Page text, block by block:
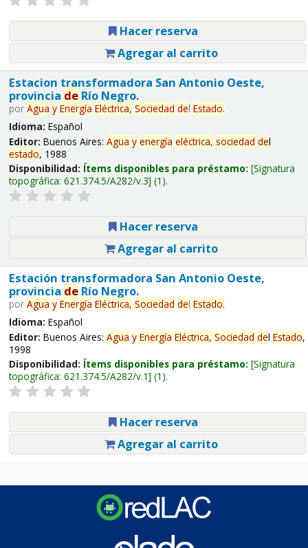
Hacer reserva
Agregar al carrito
Estacion transformadora San Antonio Oeste,
provincia deRío Negro.
por Agua y Energía Eléctrica, Sociedad del Estado.
Idioma: Español
Editor: Buenos Aires: Agua y energía eléctrica, sociedad del
estado, 1988
Disponibilidad: Ítems disponibles para préstamo: Signatura
topográfica: 621.374.5/A282/v.3 (1).
Hacer reserva
Agregar al carrito
Estación transformadora San Antonio Oeste,
provincia deRío Negro.
por Agua y Energía Eléctrica, Sociedad del Estado.
Idioma: Español
Editor: Buenos Aires: Agua y Energía Eléctrica, Sociedad del Estado,
1998
Disponibilidad: Ítems disponibles para préstamo: Signatura
topográfica: 621.374.5/A282/v.1 (1).
Hacer reserva
Agregar al carrito